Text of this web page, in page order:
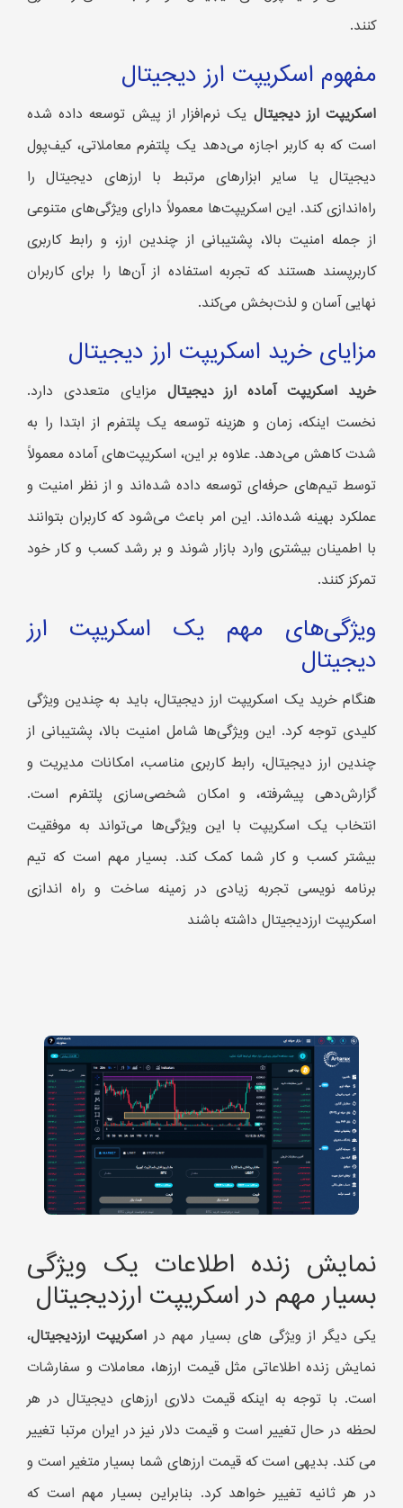
کنند.
مفهوم اسکریپت ارز دیجیتال
اسکریپت ارز دیجیتال یک نرم‌افزار از پیش توسعه داده شده
است که به کاربر اجازه می‌دهد یک پلتفرم معاملاتی، کیف‌پول
دیجیتال یا سایر ابزارهای مرتبط با ارزهای دیجیتال را
راه‌اندازی کند. این اسکریپت‌ها معمولاً دارای ویژگی‌های متنوعی
از جمله امنیت بالا، پشتیبانی از چندین ارز، و رابط کاربری
کاربرپسند هستند که تجربه استفاده از آن‌ها را برای کاربران
نهایی آسان و لذت‌بخش می‌کند.
مزایای خرید اسکریپت ارز دیجیتال
خرید اسکریپت آماده ارز دیجیتال مزایای متعددی دارد.
نخست اینکه، زمان و هزینه توسعه یک پلتفرم از ابتدا را به
شدت کاهش می‌دهد. علاوه بر این، اسکریپت‌های آماده معمولاً
توسط تیم‌های حرفه‌ای توسعه داده شده‌اند و از نظر امنیت و
عملکرد بهینه شده‌اند. این امر باعث می‌شود که کاربران بتوانند
با اطمینان بیشتری وارد بازار شوند و بر رشد کسب و کار خود
تمرکز کنند.
ویژگی‌های مهم یک اسکریپت ارز
دیجیتال
هنگام خرید یک اسکریپت ارز دیجیتال، باید به چندین ویژگی
کلیدی توجه کرد. این ویژگی‌ها شامل امنیت بالا، پشتیبانی از
چندین ارز دیجیتال، رابط کاربری مناسب، امکانات مدیریت و
گزارش‌دهی پیشرفته، و امکان شخصی‌سازی پلتفرم است.
انتخاب یک اسکریپت با این ویژگی‌ها می‌تواند به موفقیت
بیشتر کسب و کار شما کمک کند. بسیار مهم است که تیم
برنامه نویسی تجربه زیادی در زمینه ساخت و راه اندازی
اسکریپت ارزدیجیتال داشته باشند
نمایش زنده اطلاعات یک ویژگی
بسیار مهم در اسکریپت ارزدیجیتال
یکی دیگر از ویژگی های بسیار مهم در اسکریپت ارزدیجیتال،
نمایش زنده اطلاعاتی مثل قیمت ارزها، معاملات و سفارشات
است. با توجه به اینکه قیمت دلاری ارزهای دیجیتال در هر
لحظه در حال تغییر است و قیمت دلار نیز در ایران مرتبا تغییر
می کند. بدیهی است که قیمت ارزهای شما بسیار متغیر است و
در هر ثانیه تغییر خواهد کرد. بنابراین بسیار مهم است که